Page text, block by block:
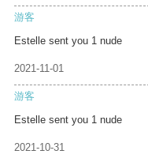
游客
Estelle sent you 1 nude
2021-11-01
游客
Estelle sent you 1 nude
2021-10-31